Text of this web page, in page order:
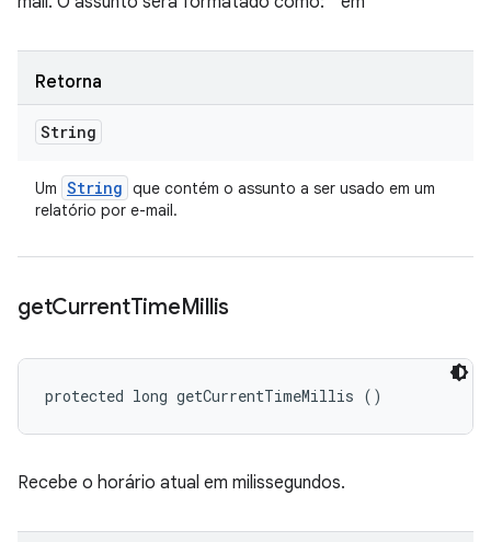
Retorna
String
Um String que contém o assunto a ser usado em um
relatório por e-mail.
getCurrentTimeMillis
protected long getCurrentTimeMillis ()
Recebe o horário atual em milissegundos.